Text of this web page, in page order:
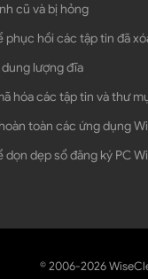
cũ và bị hỏng
phục hồi các tập tin đã
lượng đĩa
hóa các tập tin và thư
toàn các ứng dụng
dọn dẹp sổ đăng ký PC
© 2006-2026